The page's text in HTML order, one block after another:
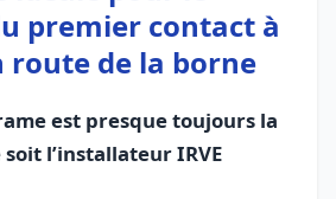
premier contact à
route de la borne
est presque toujours la
l’installateur IRVE